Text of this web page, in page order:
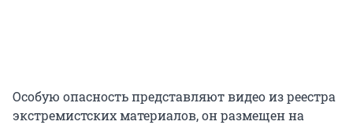
Особую опасность представляют видео из реестра
экстремистских материалов, он размещен на